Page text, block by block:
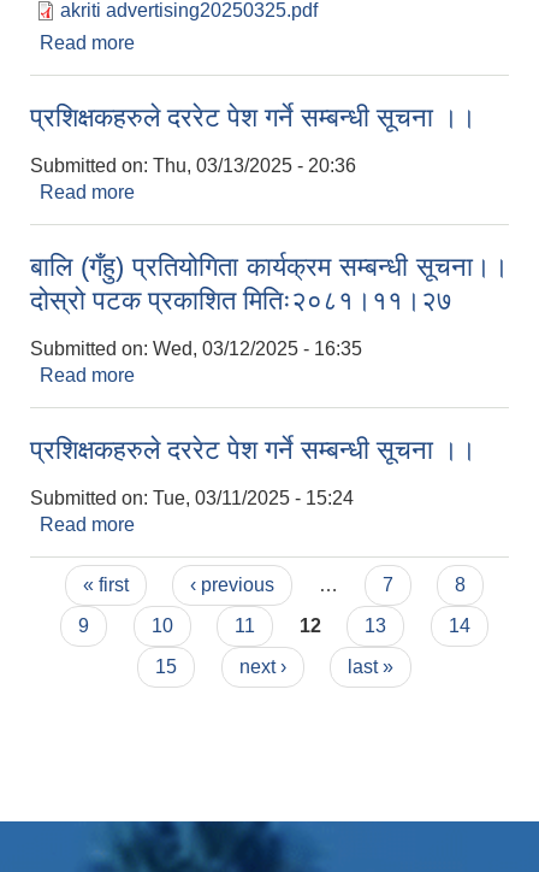
akriti advertising20250325.pdf
Read more
प्रशिक्षकहरुले दररेट पेश गर्ने सम्बन्धी सूचना ।।
Submitted on: Thu, 03/13/2025 - 20:36
Read more
बालि (गँहु) प्रतियोगिता कार्यक्रम सम्बन्धी सूचना।।
दोस्रो पटक प्रकाशित मितिः२०८१।११।२७
Submitted on: Wed, 03/12/2025 - 16:35
Read more
प्रशिक्षकहरुले दररेट पेश गर्ने सम्बन्धी सूचना ।।
Submitted on: Tue, 03/11/2025 - 15:24
Read more
Pages
« first ‹ previous … 7
8
9
10 11 12 13
14
15
next › last »